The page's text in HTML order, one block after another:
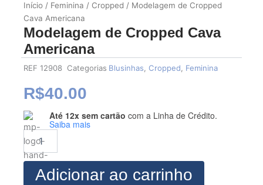
Início / Feminina / Cropped / Modelagem de Cropped
Cava Americana
Modelagem de Cropped Cava
Americana
REF 12908 Categorias Blusinhas Cropped Feminina
R$40.00
Até 12x sem cartão com a Linha de Crédito.
Saiba mais
Modelagem
de
Cropped
Cava
Americana
quantidade
Adicionar ao carrinho